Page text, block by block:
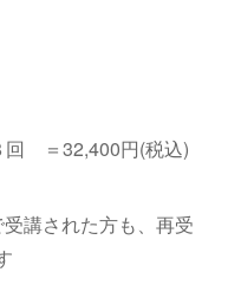
＝32,400円(税込)
講された方も、再受